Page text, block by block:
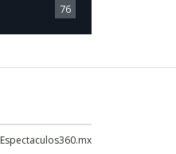
76
Espectaculos360.mx